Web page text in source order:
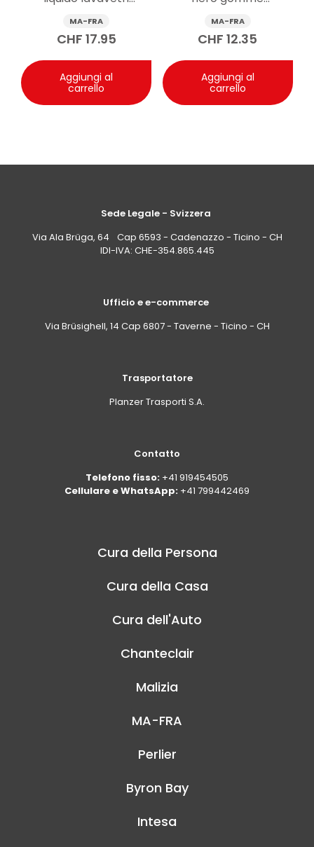
Risposta: Se il livello del liquido di raffreddamento cala
spesso, il problema non si risolve con il solo prodotto:
sistema di raffreddamento. Effettua i rabbocchi solo a
motore freddo e fai controllare l’impianto da un
professionista.
antigelo -70°C 1 l
MA-FRA
CHF 17.95
Aggiungi al
carrello
rinnovante spray 500
ml
MA-FRA
CHF 12.35
Aggiungi al
carrello
Sede Legale - Svizzera
Via Ala Brüga, 64 Cap 6593 - Cadenazzo - Ticino - CH
IDI-IVA: CHE-354.865.445
Ufficio e e-commerce
Via Brüsighell, 14 Cap 6807 - Taverne - Ticino - CH
Trasportatore
Planzer Trasporti S.A.
Contatto
Telefono fisso: +41 919454505
Cellulare e WhatsApp: +41 799442469
Cura della Persona
Cura della Casa
Cura dell'Auto
Chanteclair
Malizia
MA-FRA
Perlier
Byron Bay
Intesa